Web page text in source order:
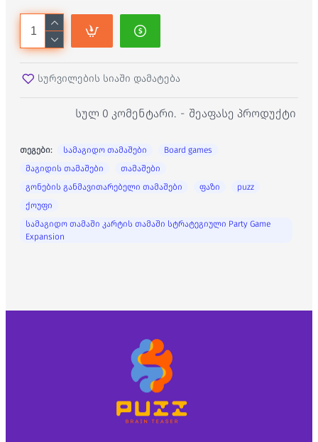
სულ 0 კომენტარი. - შეაფასე პროდუქტი
სურვილების სიაში დამატება
თეგები: სამაგიდო თამაშები
Board games
მაგიდის თამაშები
თამაშები
გონების განმავითარებელი თამაშები
ფაზი
puzz
ქოუფი
სამაგიდო თამაში კარტის თამაში სტრატეგიული Party Game
Expansion